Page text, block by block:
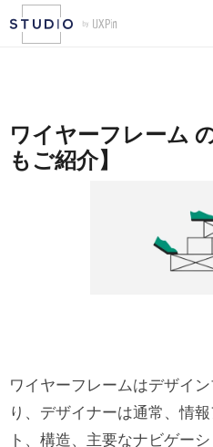
ワイヤーフレーム
もご紹介】
ワイヤーフレームはデザイ
り、デザイナーは通常、情
ト、構造、主要なナビゲー